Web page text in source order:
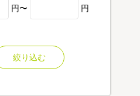
円〜 円
絞り込む